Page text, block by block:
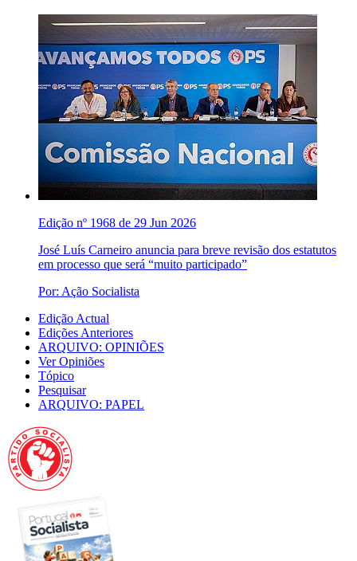
Edição nº 1968 de 29 Jun 2026
José Luís Carneiro anuncia para breve revisão dos estatutos
em processo que será “muito participado”
Por: Ação Socialista
Edição Actual
Edições Anteriores
ARQUIVO: OPINIÕES
Ver Opiniões
Tópico
Pesquisar
ARQUIVO: PAPEL